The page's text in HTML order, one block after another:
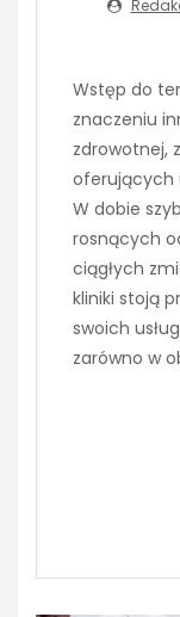
Wstęp do
znaczeniu
zdrowotnej,
oferujących
W dobie
rosnących
ciągłych
kliniki stoją
swoich
zarówno w